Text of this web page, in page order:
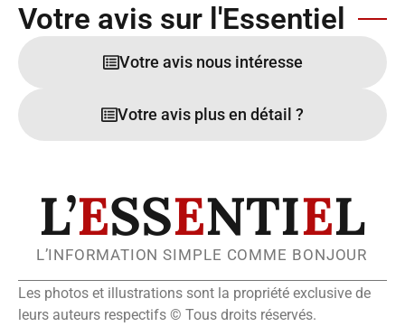
Votre avis sur l'Essentiel
Votre avis nous intéresse
Votre avis plus en détail ?
L’ESSENTIEL
L’INFORMATION SIMPLE COMME BONJOUR
Les photos et illustrations sont la propriété exclusive de
leurs auteurs respectifs © Tous droits réservés.